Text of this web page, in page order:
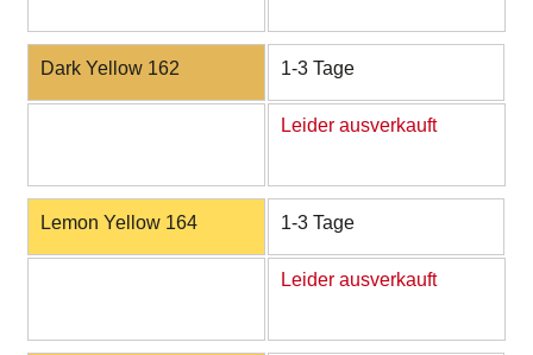
Dark Yellow 162 1-3 Tage
Leider ausverkauft
Lemon Yellow 164 1-3 Tage
Leider ausverkauft